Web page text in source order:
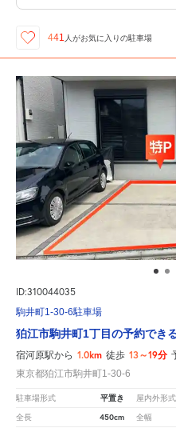
441 人がお気に入りの駐車場
ID:310044035
駒井町1-30-6駐車場
狛江市駒井町1丁目の予約でき
宿河原駅から 1.0km 徒歩 13～19分
東京都狛江市駒井町1-30-6
駐車場形式 平置き 屋内外形式
全長 450cm 全幅